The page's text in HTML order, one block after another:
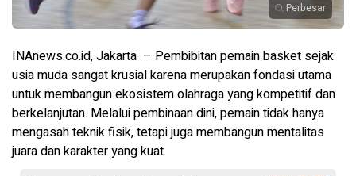
Perbesar
INAnews.co.id, Jakarta – Pembibitan pemain basket sejak
usia muda sangat krusial karena merupakan fondasi utama
untuk membangun ekosistem olahraga yang kompetitif dan
berkelanjutan. Melalui pembinaan dini, pemain tidak hanya
mengasah teknik fisik, tetapi juga membangun mentalitas
juara dan karakter yang kuat.